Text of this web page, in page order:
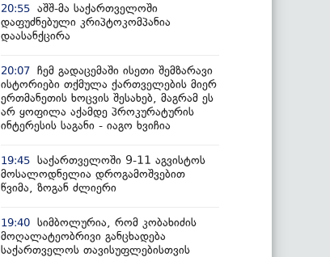
20:55 აშშ-მა საქართველოში
დაფუძნებული კრიპტოკომპანია
დაასანქცირა
20:07 ჩემ გადაცემაში ისეთი შემზარავი
ისტორიები თქმულა ქართველების მიერ
ერთმანეთის ხოცვის შესახებ, მაგრამ ეს
არ ყოფილა აქამდე პროკურატურის
ინტერესის საგანი - იაგო ხვიჩია
19:45 საქართველოში 9-11 აგვისტოს
მოსალოდნელია დროგამოშვებით
წვიმა, ზოგან ძლიერი
19:40 სიმბოლურია, რომ კობახიძის
მოღალატეობრივი განცხადება
საქართველოს თავისუფლებისთვის